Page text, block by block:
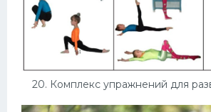
20. Комплекс упражнений для